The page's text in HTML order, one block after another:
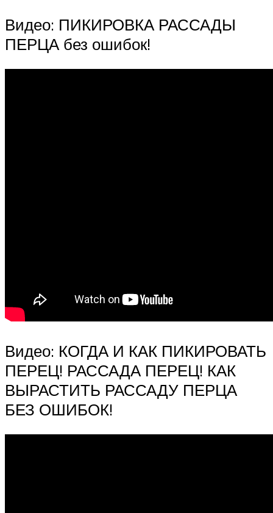
Видео: ПИКИРОВКА РАССАДЫ
ПЕРЦА без ошибок!
Видео: КОГДА И КАК ПИКИРОВАТЬ
ПЕРЕЦ! РАССАДА ПЕРЕЦ! КАК
ВЫРАСТИТЬ РАССАДУ ПЕРЦА
БЕЗ ОШИБОК!